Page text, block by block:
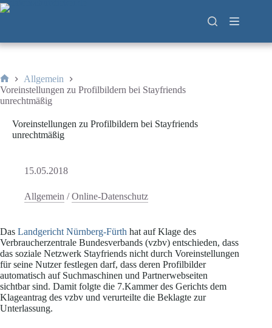
Zum
Inhalt
Start
Allgemein
Voreinstellungen zu Profilbildern bei Stayfriends
unrechtmäßig
Voreinstellungen zu Profilbildern bei Stayfriends
unrechtmäßig
15.05.2018
Allgemein /Online-Datenschutz
Das Landgericht Nürnberg-Fürth hat auf Klage des
Verbraucherzentrale Bundesverbands (vzbv) entschieden, dass
das soziale Netzwerk Stayfriends nicht durch Voreinstellungen
für seine Nutzer festlegen darf, dass deren Profilbilder
automatisch auf Suchmaschinen und Partnerwebseiten
sichtbar sind. Damit folgte die 7.Kammer des Gerichts dem
Klageantrag des vzbv und verurteilte die Beklagte zur
Unterlassung.